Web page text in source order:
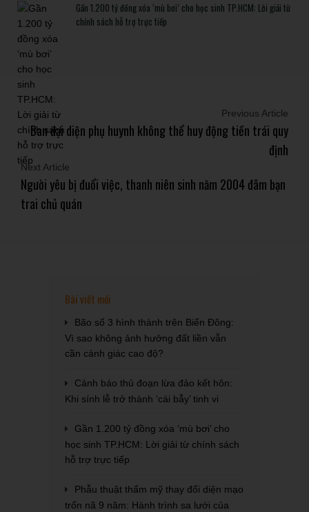
Gần 1.200 tỷ đồng xóa ‘mù bơi’ cho học sinh TP.HCM: Lời giải từ
chính sách hỗ trợ trực tiếp
Previous Article
Ban đại diện phụ huynh không thể huy động tiền trái quy
định
Next Article
Người yêu bị đuổi việc, thanh niên sinh năm 2004 đâm bạn
trai chủ quán
Bài viết mới
Bão số 3 hình thành trên Biển Đông:
Vì sao không ảnh hưởng đất liền vẫn
cần cảnh giác cao độ?
Cảnh báo thủ đoạn lừa đảo kết hôn:
Khi sính lễ trở thành ‘cái bẫy’ tinh vi
Gần 1.200 tỷ đồng xóa ‘mù bơi’ cho
học sinh TP.HCM: Lời giải từ chính sách
hỗ trợ trực tiếp
Phẫu thuật thẩm mỹ thay đổi diện mạo
trốn nã 9 năm: Hành trình sa lưới của